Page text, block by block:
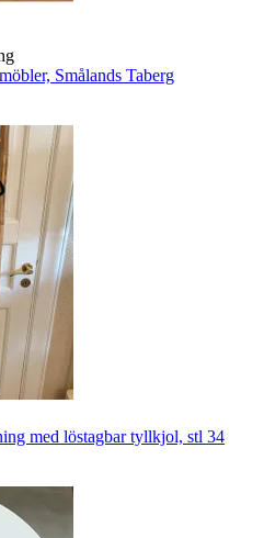
Smålands Taberg
med löstagbar tyllkjol, stl 34